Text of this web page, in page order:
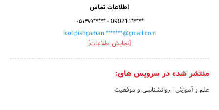
اطلاعات تماس
۰۵۱۳۸۹***** - 090211*****
foot.pishgaman.*******@gmail.com
[نمایش اطلاعات]
منتشر شده در سرویس های:
علم و آموزش | روانشناسی و موفقیت